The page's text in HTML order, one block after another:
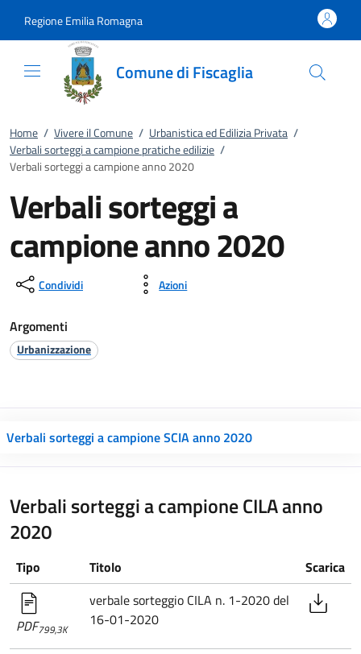
Regione Emilia Romagna
Comune di Fiscaglia
Home / Vivere il Comune / Urbanistica ed Edilizia Privata /
Verbali sorteggi a campione pratiche edilizie /
Verbali sorteggi a campione anno 2020
Verbali sorteggi a
campione anno 2020
Condividi Azioni
Argomenti
Urbanizzazione
Verbali sorteggi a campione SCIA anno 2020
Verbali sorteggi a campione CILA anno
2020
Tipo Titolo Scarica
PDF799,3K
verbale sorteggio CILA n. 1-2020 del
16-01-2020